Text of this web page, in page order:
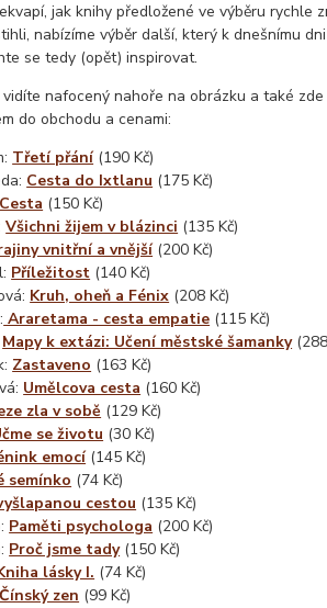
jak knihy předložené ve výběru rychle
nabízíme výběr další, který k dnešnímu
se tedy (opět) inspirovat.
nafocený nahoře na obrázku a také zde
do obchodu a cenami:
Třetí přání(190 Kč)
Cesta do Ixtlanu (175 Kč)
Cesta (150 Kč)
Všichni žijem v blázinci (135 Kč)
vnitřní a vnější(200 Kč)
Příležitost (140 Kč)
Kruh, oheň a Fénix (208 Kč)
Araretama - cesta empatie (115 Kč)
Mapy k extázi: Učení městské šamanky
Zastaveno (163 Kč)
Umělcova cesta (160 Kč)
zla v sobě (129 Kč)
se životu (30 Kč)
emocí(145 Kč)
semínko (74 Kč)
cestou (135 Kč)
Paměti psychologa (200 Kč)
Proč jsme tady(150 Kč)
lásky I. (74 Kč)
Čínský zen (99 Kč)